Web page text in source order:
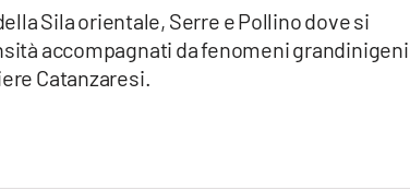
Sila orientale, Serre e Pollino dove si
accompagnati da fenomeni grandinigeni
Catanzaresi.